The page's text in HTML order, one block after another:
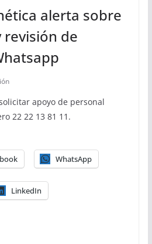
alerta sobre
revisión de
apoyo de personal
22 22 13 81 11.
WhatsApp
LinkedIn